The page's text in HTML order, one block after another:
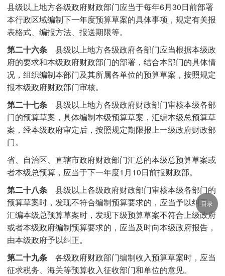
县级以上地方各级政府财政部门应当于每年6月30日前部署
本行政区域编制下一年度预算草案的具体事项，规定有关报
表格式、编报方法、报送期限等。
第二十六条县级以上地方各级政府各部门应当根据本级政
府的要求和本级政府财政部门的部署，结合本部门的具体情
况，组织编制本部门及其所属各单位的预算草案，按照规定
报本级政府财政部门审核。
第二十七条县级以上地方各级政府财政部门审核本级各部
门的预算草案，具体编制本级预算草案，汇编本级总预算草
案，经本级政府审定后，按照规定期限报上一级政府财政部
门。
省、自治区、直辖市政府财政部门汇总的本级总预算草案或
者本级总预算，应当于下一年度1月10日前报财政部。
第二十八条县级以上各级政府财政部门审核本级各部门的
预算草案时，发现不符合编制预算要求的，应当予以纠正；
汇编本级总预算草案时，发现下级预算草案不符合上级政府
或者本级政府编制预算要求的，应当及时向本级政府报告，
由本级政府予以纠正。
第二十九条各级政府财政部门编制收入预算草案时，应当
征求税务、海关等预算收入征收部门和单位的意见。
目录